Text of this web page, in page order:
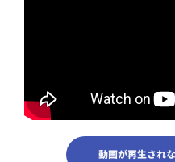
動画が再生され